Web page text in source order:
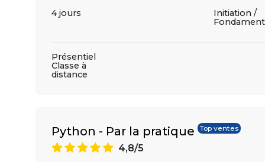
4 jours
Initiation /
Présentiel
Classe à
distance
Python - Par la pratique Top ventes
A 4,8/5